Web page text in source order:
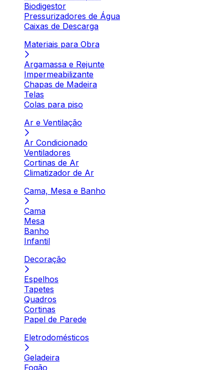
Biodigestor
Pressurizadores de Água
Caixas de Descarga
Materiais para Obra
Argamassa e Rejunte
Impermeabilizante
Chapas de Madeira
Telas
Colas para piso
Ar e Ventilação
Ar Condicionado
Ventiladores
Cortinas de Ar
Climatizador de Ar
Cama, Mesa e Banho
Cama
Mesa
Banho
Infantil
Decoração
Espelhos
Tapetes
Quadros
Cortinas
Papel de Parede
Eletrodomésticos
Geladeira
Fogão